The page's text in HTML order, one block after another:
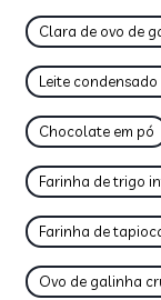
Clara de ovo de
Leite
Chocolate em pó
Farinha de trigo
Farinha de
Ovo de galinha